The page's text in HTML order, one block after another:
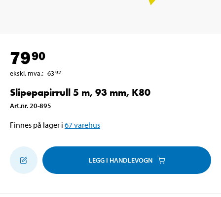
7990
ekskl. mva.: 6392
Slipepapirrull 5 m, 93 mm, K80
Art.nr. 20-895
Finnes på lager i 67varehus
LEGG I HANDLEVOGN